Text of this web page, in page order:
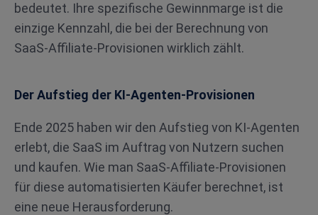
bedeutet. Ihre spezifische Gewinnmarge ist die
einzige Kennzahl, die bei der Berechnung von
SaaS-Affiliate-Provisionen wirklich zählt.
Der Aufstieg der KI-Agenten-Provisionen
Ende 2025 haben wir den Aufstieg von KI-Agenten
erlebt, die SaaS im Auftrag von Nutzern suchen
und kaufen. Wie man SaaS-Affiliate-Provisionen
für diese automatisierten Käufer berechnet, ist
eine neue Herausforderung.